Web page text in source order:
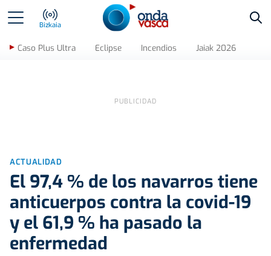
Bizkaia
Caso Plus Ultra Eclipse Incendios Jaiak 2026
ACTUALIDAD
El 97,4 % de los navarros tiene
anticuerpos contra la covid-19
y el 61,9 % ha pasado la
enfermedad